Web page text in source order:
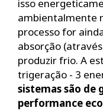
isso
ambientalmente
processo for
absorção
produzir frio. A
trigeração - 3
sistemas são de
performance